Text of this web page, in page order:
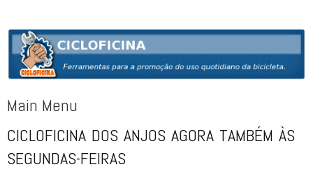
CICLOFICINA
Ferramentas para a promoção do uso quotidiano da bicicleta
Main Menu
Skip to content
CICLOFICINA DOS ANJOS AGORA TAMBÉM ÀS
SEGUNDAS-FEIRAS